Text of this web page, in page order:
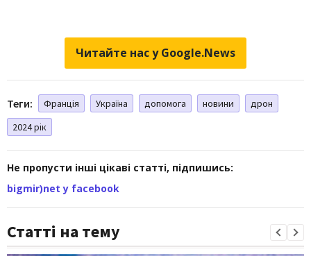
Читайте нас у Google.News
Теги: Франція Україна допомога новини
дрон
2024 рік
Не пропусти інші цікаві статті, підпишись:
bigmir)net у facebook
Статті на тему